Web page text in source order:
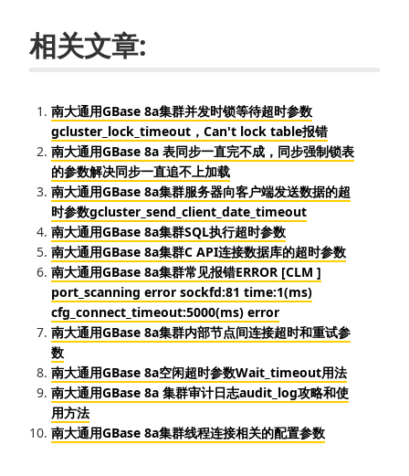
相关文章:
南大通用GBase 8a集群并发时锁等待超时参数
gcluster_lock_timeout，Can't lock table报错
南大通用GBase 8a 表同步一直完不成，同步强制锁表
的参数解决同步一直追不上加载
南大通用GBase 8a集群服务器向客户端发送数据的超
时参数gcluster_send_client_date_timeout
南大通用GBase 8a集群SQL执行超时参数
南大通用GBase 8a集群C API连接数据库的超时参数
南大通用GBase 8a集群常见报错ERROR [CLM ]
port_scanning error sockfd:81 time:1(ms)
cfg_connect_timeout:5000(ms) error
南大通用GBase 8a集群内部节点间连接超时和重试参
数
南大通用GBase 8a空闲超时参数Wait_timeout用法
南大通用GBase 8a 集群审计日志audit_log攻略和使
用方法
南大通用GBase 8a集群线程连接相关的配置参数